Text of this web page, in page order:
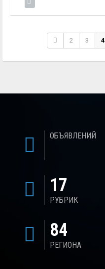
2 3 4
ОБЪЯВЛЕНИЙ
17
РУБРИК
84
РЕГИОНА